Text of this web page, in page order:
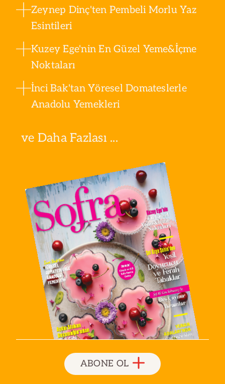
Zeynep Dinç'ten Pembeli Morlu Yaz
Esintileri
Kuzey Ege'nin En Güzel Yeme&İçme
Noktaları
İnci Bak'tan Yöresel Domateslerle
Anadolu Yemekleri
ve Daha Fazlası ...
ABONE OL